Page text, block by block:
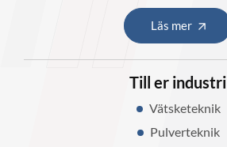
Läs mer
Till er industri
Vätsketeknik
Pulverteknik